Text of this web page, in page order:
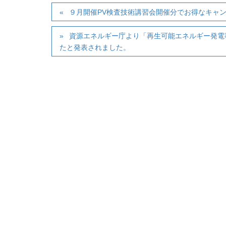
９月開催PV検査技術講習会開催分でお得なキャ
資源エネルギー庁より「再生可能エネルギー発
たと発表されました。